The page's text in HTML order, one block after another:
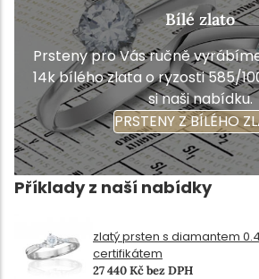
Bílé zlato
Prsteny pro Vás ručně
14k bílého zlata o ryzosti 585/
si naši nabídku.
PRSTENY Z BÍLÉHO
Příklady z naší nabídky
zlatý prsten s diamantem
certifikátem
27 440 Kč bez DPH